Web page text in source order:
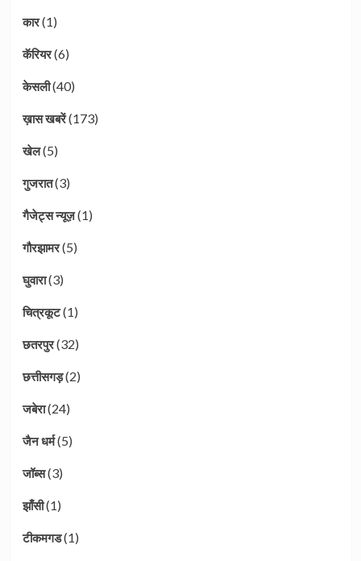
कार(1)
कॅरियर(6)
केसली(40)
ख़ास खबरें(173)
खेल(5)
गुजरात(3)
गैजेट्स न्यूज़(1)
गौरझामर(5)
घुवारा(3)
चित्रकूट(1)
छतरपुर(32)
छत्तीसगड़(2)
जबेरा(24)
जैन धर्म(5)
जॉब्स(3)
झाँसी(1)
टीकमगड(1)